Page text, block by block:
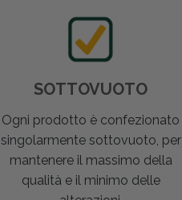
SOTTOVUOTO
Ogni prodotto è confezionato
singolarmente sottovuoto, per
mantenere il massimo della
qualità e il minimo delle